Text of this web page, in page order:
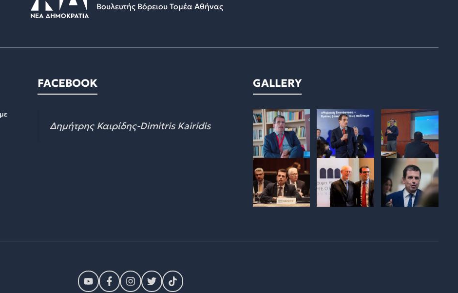
Βουλευτής Βόρειου Τομέα Αθήνας
FACEBOOK
Δημήτρης Καιρίδης-Dimitris Kairidis
GALLERY